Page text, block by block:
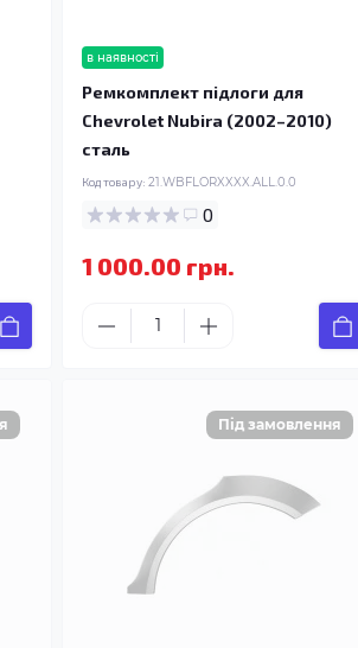
в наявності
Ремкомплект підлоги для
Chevrolet Nubira (2002–2010)
сталь
Код товару: 21.WBFLORXXXX.ALL.0.0
0
1 000.00 грн.